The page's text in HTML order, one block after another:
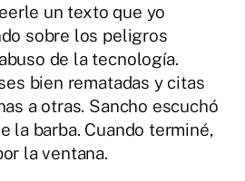
un texto que yo
sobre los peligros
de la tecnología.
bien rematadas y citas
a otras. Sancho escuchó
la barba. Cuando terminé,
la ventana.